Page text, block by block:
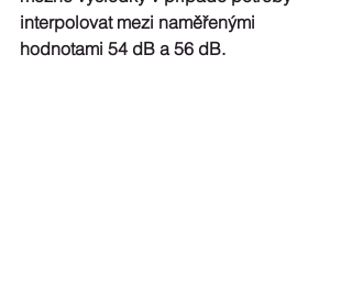
interpolovat mezi naměřenými
hodnotami 54 dB a 56 dB.